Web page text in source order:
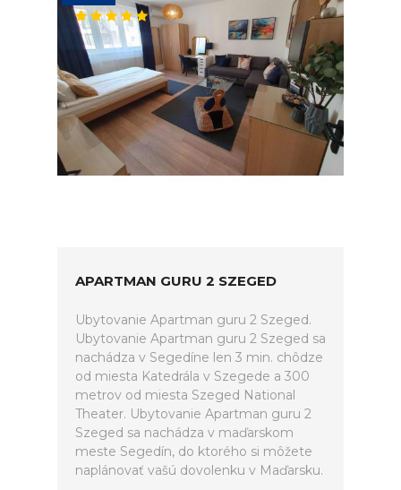
APARTMAN GURU 2 SZEGED
Ubytovanie Apartman guru 2 Szeged.
Ubytovanie Apartman guru 2 Szeged sa
nachádza v Segedíne len 3 min. chôdze
od miesta Katedrála v Szegede a 300
metrov od miesta Szeged National
Theater. Ubytovanie Apartman guru 2
Szeged sa nachádza v maďarskom
meste Segedín, do ktorého si môžete
naplánovať vašú dovolenku v Maďarsku.